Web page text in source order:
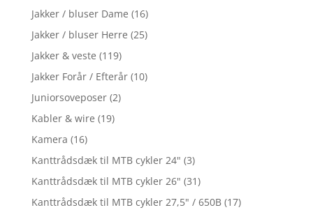
Jakker / bluser Dame (16)
Jakker / bluser Herre (25)
Jakker & veste (119)
Jakker Forår / Efterår (10)
Juniorsoveposer (2)
Kabler & wire (19)
Kamera (16)
Kanttrådsdæk til MTB cykler 24" (3)
Kanttrådsdæk til MTB cykler 26" (31)
Kanttrådsdæk til MTB cykler 27,5" / 650B (17)